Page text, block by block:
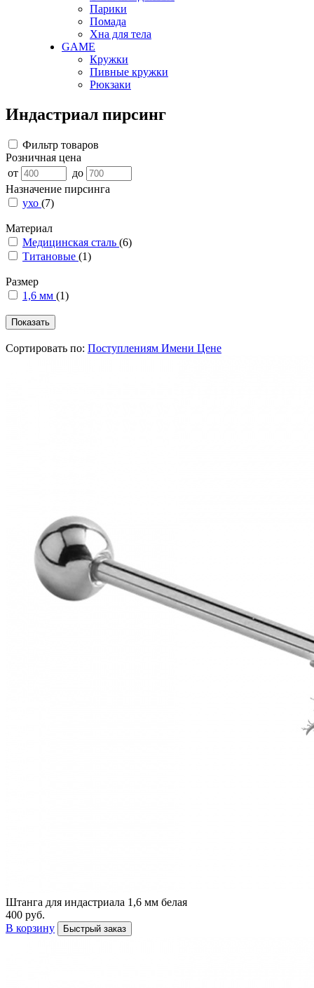
Парики
Помада
Хна для тела
GAME
Кружки
Пивные кружки
Рюкзаки
Индастриал пирсинг
Фильтр товаров
Розничная цена
от
до
Назначение пирсинга
ухо (7)
Материал
Медицинская сталь (6)
Титановые (1)
Размер
1,6 мм (1)
Сортировать по: Поступлениям Имени Цене
Штанга для индастриала 1,6 мм белая
400 руб.
В корзину
Быстрый заказ